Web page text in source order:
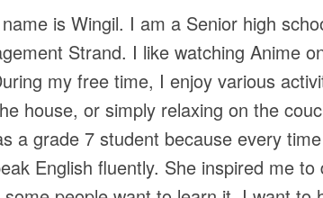
is Wingil. I am a Senior high
Strand. I like watching Anime
my free time, I enjoy various
house, or simply relaxing on the
a grade 7 student because every
English fluently. She inspired me